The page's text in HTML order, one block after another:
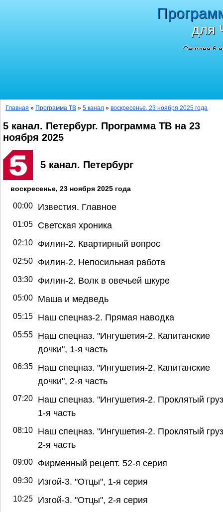
для
Сегодня 6
Главная » Программа ТВ » 5 канал » воскресенье, 23 ноября 2025 года
5 канал. Петербург. Программа ТВ на 23
ноября 2025
5 канал. Петербург
воскресенье, 23 ноября 2025 года
00:00 Известия. Главное
01:05 Светская хроника
02:10 Филин-2. Квартирный вопрос
02:50 Филин-2. Непосильная работа
03:30 Филин-2. Волк в овечьей шкуре
05:00 Маша и медведь
05:15 Наш спецназ-2. Прямая наводка
05:55
Наш спецназ. "Ингушетия-2. Капитанские
дочки", 1-я часть
06:35
Наш спецназ. "Ингушетия-2. Капитанские
дочки", 2-я часть
07:20
Наш спецназ. "Ингушетия-2. Проклятый
1-я часть
08:10
Наш спецназ. "Ингушетия-2. Проклятый
2-я часть
09:00 Фирменный рецепт. 52-я серия
09:30 Изгой-3. "Отцы", 1-я серия
10:25 Изгой-3. "Отцы", 2-я серия